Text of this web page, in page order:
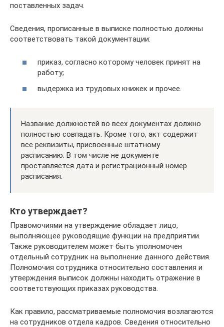
поставленных задач.
Сведения, прописанные в выписке полностью должны
соответствовать такой документации:
приказ, согласно которому человек принят на
работу;
выдержка из трудовых книжек и прочее.
Название должностей во всех документах должно
полностью совпадать. Кроме того, акт содержит
все реквизиты, присвоенные штатному
расписанию. В том числе не документе
проставляется дата и регистрационный номер
расписания.
Кто утверждает?
Правомочиями на утверждение обладает лицо,
выполняющее руководящие функции на предприятии.
Также руководителем может быть уполномочен
отдельный сотрудник на выполнение данного действия.
Полномочия сотрудника относительно составления и
утверждения выписок должны находить отражение в
соответствующих приказах руководства.
Как правило, рассматриваемые полномочия возлагаются
на сотрудников отдела кадров. Сведения относительно